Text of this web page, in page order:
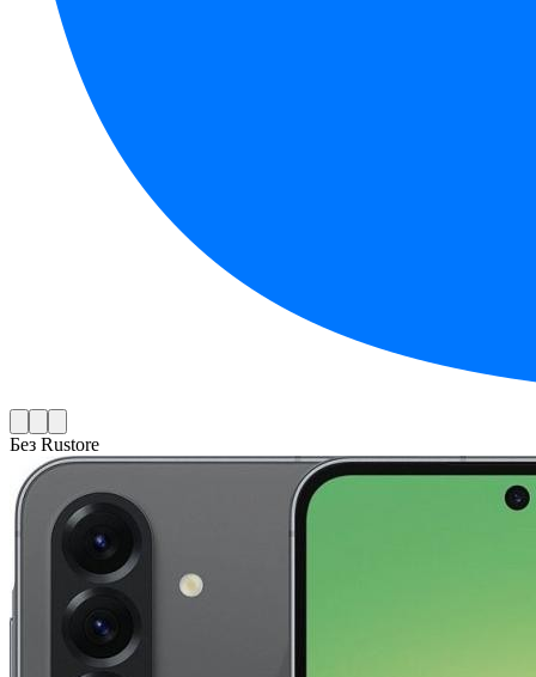
Без Rustore